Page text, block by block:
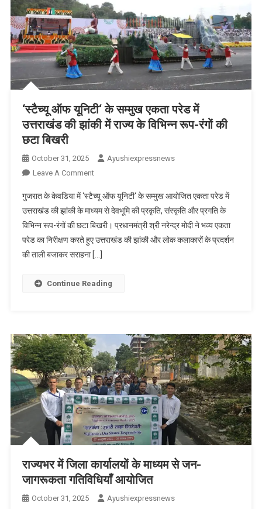
समिति
की
बैठक
ली
‘स्टैच्यू ऑफ यूनिटी‘ के सम्मुख एकता परेड में
उत्तराखंड की झांकी में राज्य के विभिन्न रूप-रंगों की
छटा बिखरी
October 31, 2025
Ayushiexpressnews
Leave A CommentOn
ऑफ
यूनिटी‘
के
सम्मुख
एकता
में
राज्य
के
विभिन्न
रूप-
रंगों
की
छटा
बिखरी
गुजरात के केवडिया में ‘स्टैच्यू ऑफ यूनिटी‘ के सम्मुख आयोजित एकता परेड में
उत्तराखंड की झांकी के माध्यम से देवभूमि की प्रकृति, संस्कृति और प्रगति के
विभिन्न रूप-रंगों की छटा बिखरी। प्रधानमंत्री श्री नरेन्द्र मोदी ने भव्य एकता
परेड का निरीक्षण करते हुए उत्तराखंड की झांकी और लोक कलाकारों के प्रदर्शन
की ताली बजाकर सराहना […]
Continue Reading
राज्यभर में जिला कार्यालयों के माध्यम से जन-
जागरूकता गतिविधियाँ आयोजित
October 31, 2025
Ayushiexpressnews